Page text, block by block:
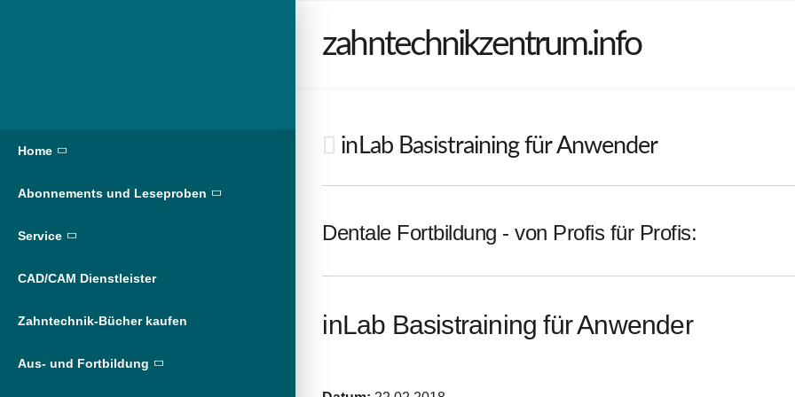
Home
Abonnements und Leseproben
Service
CAD/CAM Dienstleister
Zahntechnik-Bücher kaufen
Aus- und Fortbildung
zahntechnikzentrum.info
inLab Basistraining für Anwender
Dentale Fortbildung - von Profis für Profis:
inLab Basistraining für Anwender